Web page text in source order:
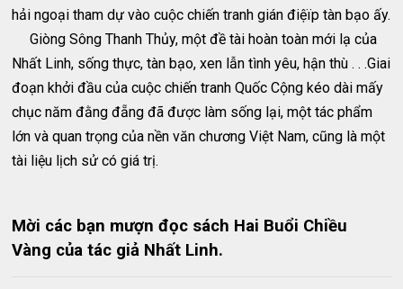
hải ngoại tham dự vào cuộc chiến tranh gián điệïp tàn bạo ấy.
Giòng Sông Thanh Thủy, một đề tài hoàn toàn mới lạ của
Nhất Linh, sống thực, tàn bạo, xen lẫn tình yêu, hận thù . . .Giai
đoạn khởi đầu của cuộc chiến tranh Quốc Cộng kéo dài mấy
chục năm đằng đẵng đã được làm sống lại, một tác phẩm
lớn và quan trọng của nền văn chương Việt Nam, cũng là một
tài liệu lịch sử có giá trị.
Mời các bạn mượn đọc sách Hai Buổi Chiều
Vàng của tác giả Nhất Linh.